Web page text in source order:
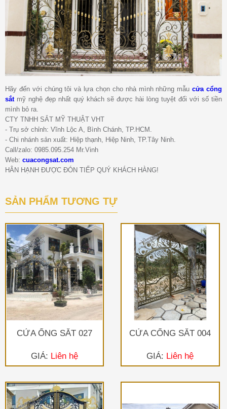
Hãy đến với chúng tôi và lựa chọn cho nhà mình những mẫucửa cổng
sắt mỹ nghệ đẹp nhất quý khách sẽ được hài lòng tuyệt đối với số tiền
mình bỏ ra.
CTY TNHH SẮT MỸ THUẬT VHT
- Trụ sở chỉnh: Vĩnh Lộc A, Bình Chánh, TP.HCM.
- Chi nhánh sản xuất: Hiệp thạnh, Hiệp Ninh, TP.Tây Ninh.
Call/zalo: 0985.095.254 Mr.Vinh
Web: cuacongsat.com
HÂN HẠNH ĐƯỢC ĐÓN TIẾP QUÝ KHÁCH HÀNG!
SẢN PHẨM TƯƠNG TỰ
CỬA ỔNG SẮT 027
GIÁ: Liên hệ
CỬA CỔNG SẮT 004
GIÁ: Liên hệ